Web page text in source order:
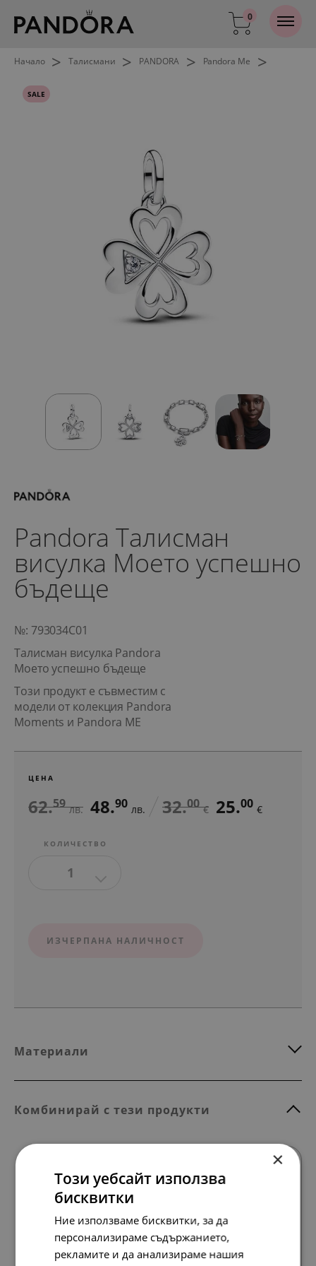
0
Начало > Талисмани > PANDORA > Pandora Me >
SALE
Pandora Талисман
висулка Моето успешно
бъдеще
№: 793034C01
Талисман висулка Pandora
Моето успешно бъдеще
Този продукт е съвместим с
модели от колекция Pandora
Moments и Pandora ME
ЦЕНА
62.59 лв. 48.90 лв. 32.00 € 25.00 €
КОЛИЧЕСТВО
1
ИЗЧЕРПАНА НАЛИЧНОСТ
Материали
Комбинирай с тези продукти
Всички продукти
×
Този уебсайт използва
бисквитки
Ние използваме бисквитки, за да
персонализираме съдържанието,
рекламите и да анализираме нашия